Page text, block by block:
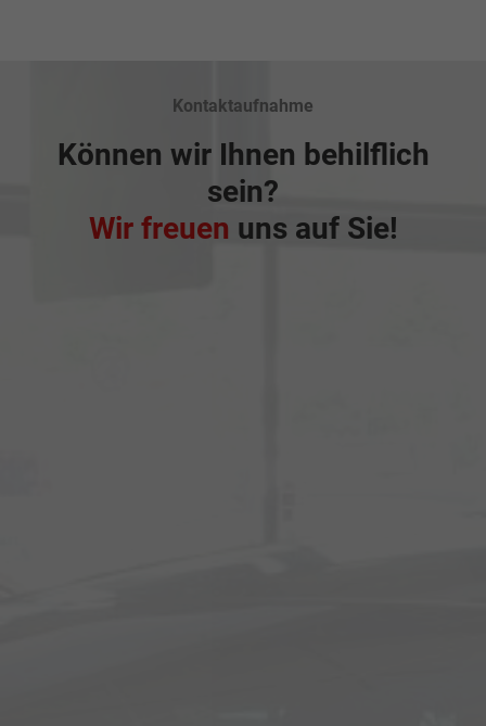
Kontaktaufnahme
Können wir Ihnen behilflich
sein?
Wir freuen uns auf Sie!